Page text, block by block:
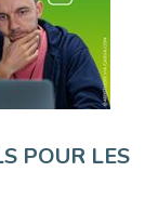
POUR LES